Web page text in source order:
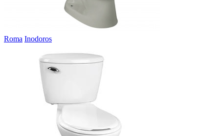
Roma Inodoros